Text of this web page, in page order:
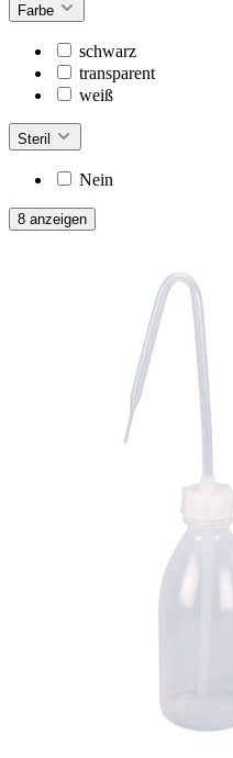
Farbe
schwarz
transparent
weiß
Steril
Nein
8 anzeigen